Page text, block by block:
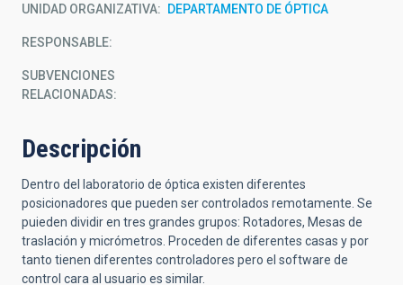
UNIDAD ORGANIZATIVA DEPARTAMENTO DE ÓPTICA
RESPONSABLE
SUBVENCIONES
RELACIONADAS:
Descripción
Dentro del laboratorio de óptica existen diferentes
posicionadores que pueden ser controlados remotamente. Se
puieden dividir en tres grandes grupos: Rotadores, Mesas de
traslación y micrómetros. Proceden de diferentes casas y por
tanto tienen diferentes controladores pero el software de
control cara al usuario es similar.